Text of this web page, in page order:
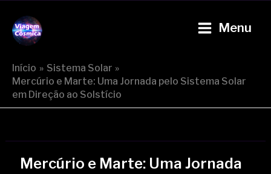
para
Menu
Menu
Início
Sistema Solar
Mercúrio e Marte: Uma Jornada pelo Sistema Solar
em Direção ao Solstício
Mercúrio e Marte: Uma Jornada
navigation